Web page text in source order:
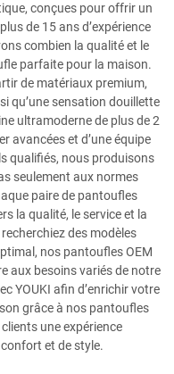
conçues pour offrir un
de 15 ans d’expérience
combien la qualité et le
parfaite pour la maison.
de matériaux premium,
qu’une sensation douillette
ultramoderne de plus de 2
avancées et d’une équipe
qualifiés, nous produisons
seulement aux normes
paire de pantoufles
la qualité, le service et la
des modèles
nos pantoufles OEM
aux besoins variés de notre
YOUKI afin d’enrichir votre
grâce à nos pantoufles
une expérience
et de style.